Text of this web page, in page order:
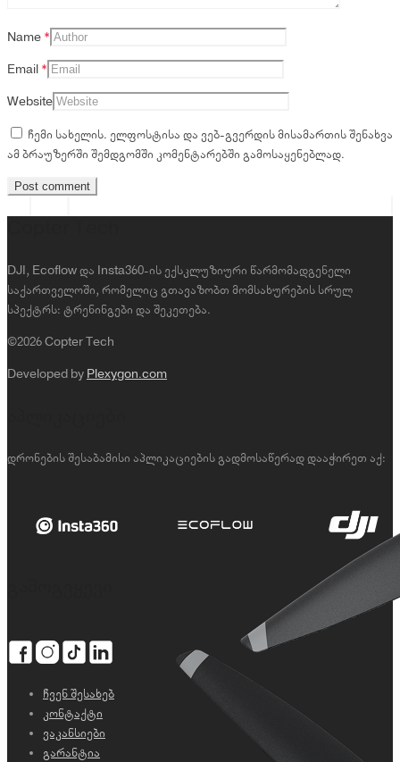
Name *
Email *
Website
ჩემი სახელის. ელფოსტისა და ვებ-გვერდის მისამართის შენახვა
ამ ბრაუზერში შემდგომში კომენტარებში გამოსაყენებლად.
DJI, Ecoflow და Insta360-ის ექსკლუზიური წარმომადგენელი
საქართველოში, რომელიც გთავაზობთ მომსახურების სრულ
სპექტრს: ტრენინგები და შეკეთება.
©2026 Copter Tech
Developed by Plexygon.com
დრონების შესაბამისი აპლიკაციების გადმოსაწერად დააჭირეთ აქ:
ჩვენ შესახებ
კონტაქტი
ვაკანსიები
გარანტია